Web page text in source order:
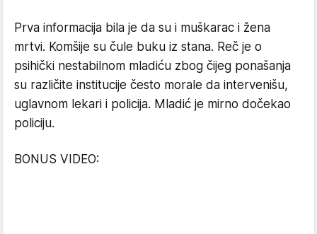
Prva informacija bila je da su i muškarac i žena
mrtvi. Komšije su čule buku iz stana. Reč je o
psihički nestabilnom mladiću zbog čijeg ponašanja
su različite institucije često morale da intervenišu,
uglavnom lekari i policija. Mladić je mirno dočekao
policiju.
BONUS VIDEO: